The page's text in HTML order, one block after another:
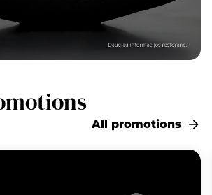
All promotions